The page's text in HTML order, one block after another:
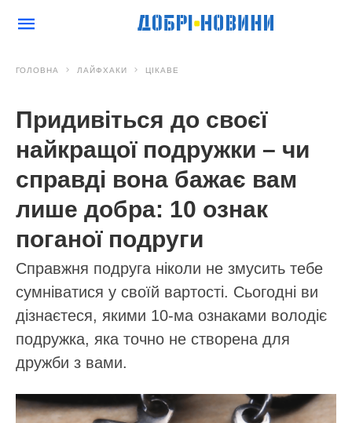
ГОЛОВНА ЛАЙФХАКИ ЦІКАВЕ
Придивіться до своєї
найкращої подружки – чи
справді вона бажає вам
лише добра: 10 ознак
поганої подруги
Справжня подруга ніколи не змусить тебе
сумніватися у своїй вартості. Сьогодні ви
дізнаєтеся, якими 10-ма ознаками володіє
подружка, яка точно не створена для
дружби з вами.